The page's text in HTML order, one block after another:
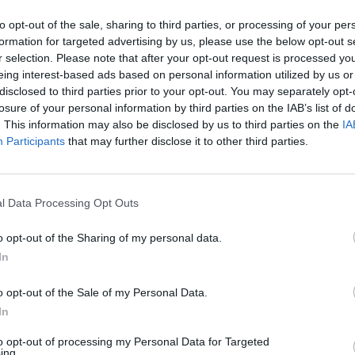
opt-out of the sale, sharing to third parties, or processing of your
for targeted advertising by us, please use the below opt-out
selection. Please note that after your opt-out request is processed
interest-based ads based on personal information utilized by us
to third parties prior to your opt-out. You may separately
of your personal information by third parties on the IAB’s list of
This information may also be disclosed by us to third parties on the
Participants that may further disclose it to other third parties.
Data Processing Opt Outs
opt-out of the Sharing of my personal data.
opt-out of the Sale of my Personal Data.
opt-out of processing my Personal Data for Targeted
del aire para un rápido secado.
de su batería –que tiene más de un mes de
estrías antideslizantes, VITIS sonic es un
todas las necesidades bucales.
cabezal son las principales características
cepillos eléctricos. La mayoría de
el mercado actualmente, basan su
rotacional que realiza movimientos
a 8.800 oscilaciones por minuto, frente a
necesidades de cada boca:
15,50 €).
15,50 €).